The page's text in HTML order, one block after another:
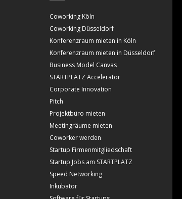
Coworking Köln
Coworking Düsseldorf
Konferenzraum mieten in Köln
Konferenzraum mieten in Düsseldorf
Business Model Canvas
STARTPLATZ Accelerator
Corporate Innovation
Pitch
Projektbüro mieten
Meetingräume mieten
Coworker werden
Startup Firmenmitgliedschaft
Startup Jobs am STARTPLATZ
Speed Networking
Inkubator